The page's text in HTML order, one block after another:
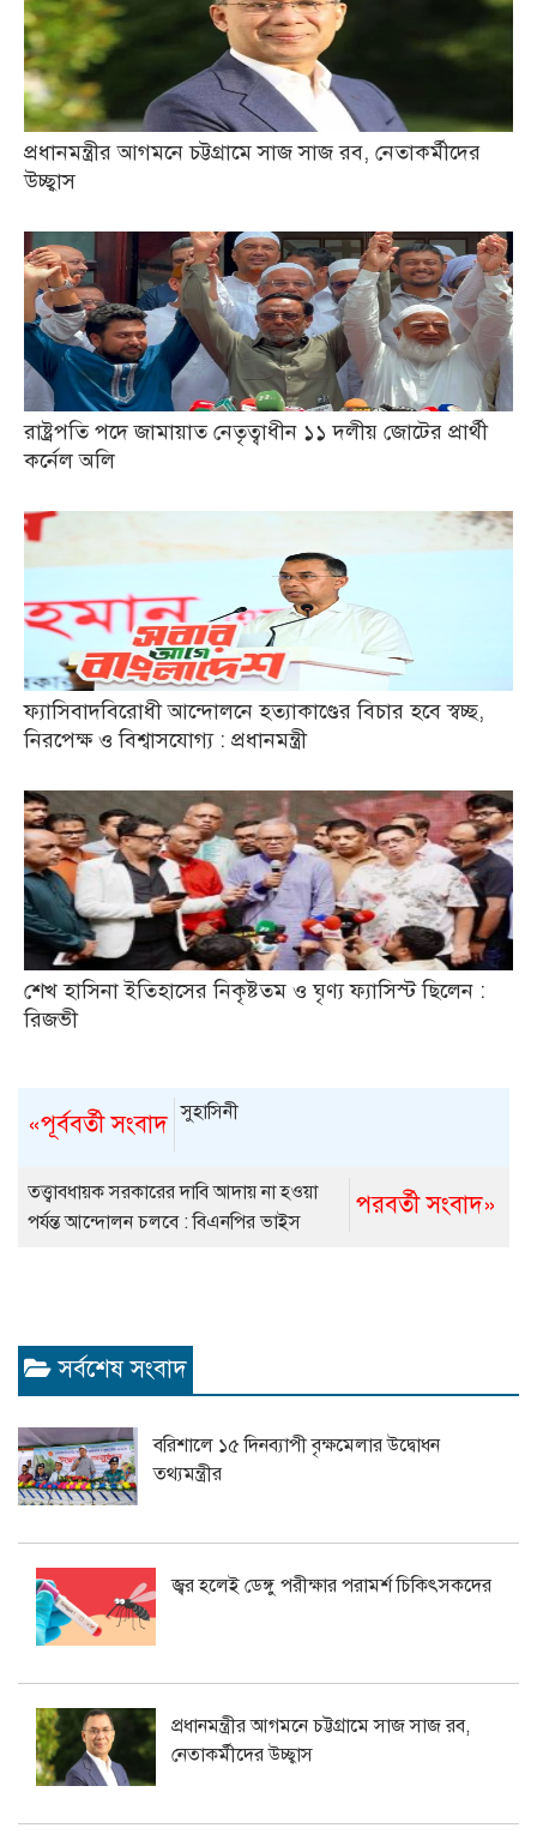
প্রধানমন্ত্রীর আগমনে চট্টগ্রামে সাজ সাজ রব, নেতাকর্মীদের
উচ্ছ্বাস
রাষ্ট্রপতি পদে জামায়াত নেতৃত্বাধীন ১১ দলীয় জোটের প্রার্থী
কর্নেল অলি
ফ্যাসিবাদবিরোধী আন্দোলনে হত্যাকাণ্ডের বিচার হবে স্বচ্ছ,
নিরপেক্ষ ও বিশ্বাসযোগ্য : প্রধানমন্ত্রী
শেখ হাসিনা ইতিহাসের নিকৃষ্টতম ও ঘৃণ্য ফ্যাসিস্ট ছিলেন :
রিজভী
«পূর্ববর্তী সংবাদ সুহাসিনী
পরবর্তী সংবাদ»
তত্ত্বাবধায়ক সরকারের দাবি আদায় না হওয়া
পর্যন্ত আন্দোলন চলবে : বিএনপির ভাইস
সর্বশেষ সংবাদ
বরিশালে ১৫ দিনব্যাপী বৃক্ষমেলার উদ্বোধন
তথ্যমন্ত্রীর
জ্বর হলেই ডেঙ্গু পরীক্ষার পরামর্শ চিকিৎসকদের
প্রধানমন্ত্রীর আগমনে চট্টগ্রামে সাজ সাজ রব,
নেতাকর্মীদের উচ্ছ্বাস